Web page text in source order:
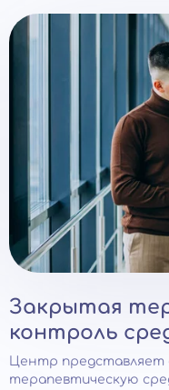
Закрытая
контроль
Центр представляет
терапевтическую